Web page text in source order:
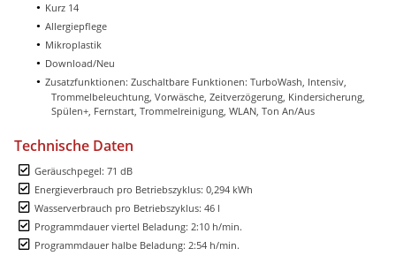
Kurz 14
Allergiepflege
Mikroplastik
Download/Neu
Zusatzfunktionen: Zuschaltbare Funktionen: TurboWash, Intensiv,
Trommelbeleuchtung, Vorwäsche, Zeitverzögerung, Kindersicherung,
Spülen+, Fernstart, Trommelreinigung, WLAN, Ton An/Aus
Technische Daten
Geräuschpegel: 71 dB
Energieverbrauch pro Betriebszyklus: 0,294 kWh
Wasserverbrauch pro Betriebszyklus: 46 l
Programmdauer viertel Beladung: 2:10 h/min.
Programmdauer halbe Beladung: 2:54 h/min.